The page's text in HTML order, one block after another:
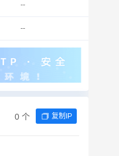
--
--
0 个 复制IP